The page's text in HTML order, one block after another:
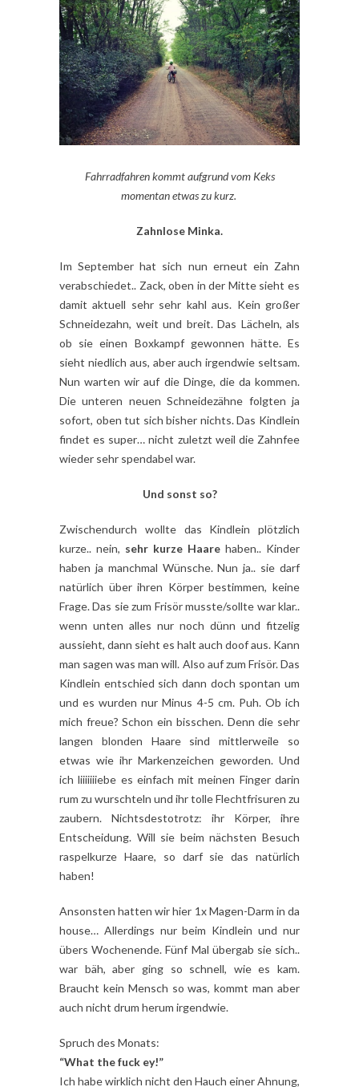
Fahrradfahren kommt aufgrund vom Keks
momentan etwas zu kurz.
Zahnlose Minka.
Im September hat sich nun erneut ein Zahn
verabschiedet.. Zack, oben in der Mitte sieht es
damit aktuell sehr sehr kahl aus. Kein großer
Schneidezahn, weit und breit. Das Lächeln, als
ob sie einen Boxkampf gewonnen hätte. Es
sieht niedlich aus, aber auch irgendwie seltsam.
Nun warten wir auf die Dinge, die da kommen.
Die unteren neuen Schneidezähne folgten ja
sofort, oben tut sich bisher nichts. Das Kindlein
findet es super… nicht zuletzt weil die Zahnfee
wieder sehr spendabel war.
Und sonst so?
Zwischendurch wollte das Kindlein plötzlich
kurze.. nein, sehr kurze Haare haben.. Kinder
haben ja manchmal Wünsche. Nun ja.. sie darf
natürlich über ihren Körper bestimmen, keine
Frage. Das sie zum Frisör musste/sollte war klar..
wenn unten alles nur noch dünn und fitzelig
aussieht, dann sieht es halt auch doof aus. Kann
man sagen was man will. Also auf zum Frisör. Das
Kindlein entschied sich dann doch spontan um
und es wurden nur Minus 4-5 cm. Puh. Ob ich
mich freue? Schon ein bisschen. Denn die sehr
langen blonden Haare sind mittlerweile so
etwas wie ihr Markenzeichen geworden. Und
ich liiiiiiiebe es einfach mit meinen Finger darin
rum zu wurschteln und ihr tolle Flechtfrisuren zu
zaubern. Nichtsdestotrotz: ihr Körper, ihre
Entscheidung. Will sie beim nächsten Besuch
raspelkurze Haare, so darf sie das natürlich
haben!
Ansonsten hatten wir hier 1x Magen-Darm in da
house… Allerdings nur beim Kindlein und nur
übers Wochenende. Fünf Mal übergab sie sich..
war bäh, aber ging so schnell, wie es kam.
Braucht kein Mensch so was, kommt man aber
auch nicht drum herum irgendwie.
Spruch des Monats:
“What the fuck ey!”
Ich habe wirklich nicht den Hauch einer Ahnung,